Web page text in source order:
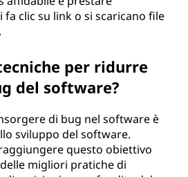
clic su link o si scaricano file
per ridurre
del software?
di bug nel software è
sviluppo del software.
questo obiettivo
migliori pratiche di